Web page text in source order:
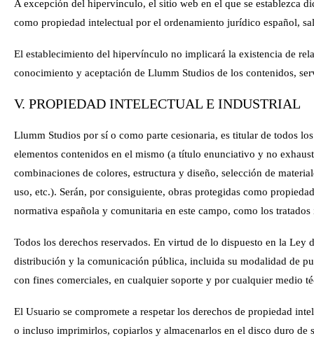
A excepción del hipervínculo, el sitio web en el que se establezca
como propiedad intelectual por el ordenamiento jurídico español,
El establecimiento del hipervínculo no implicará la existencia de
conocimiento y aceptación de Llumm Studios de los contenidos,
V. PROPIEDAD INTELECTUAL E INDUSTRIAL
Llumm Studios por sí o como parte cesionaria, es titular de todos
elementos contenidos en el mismo (a título enunciativo y no
combinaciones de colores, estructura y diseño, selección de
uso, etc.). Serán, por consiguiente, obras protegidas como
normativa española y comunitaria en este campo, como los
Todos los derechos reservados. En virtud de lo dispuesto en la
distribución y la comunicación pública, incluida su modalidad de
con fines comerciales, en cualquier soporte y por cualquier medio
El Usuario se compromete a respetar los derechos de propiedad
o incluso imprimirlos, copiarlos y almacenarlos en el disco duro